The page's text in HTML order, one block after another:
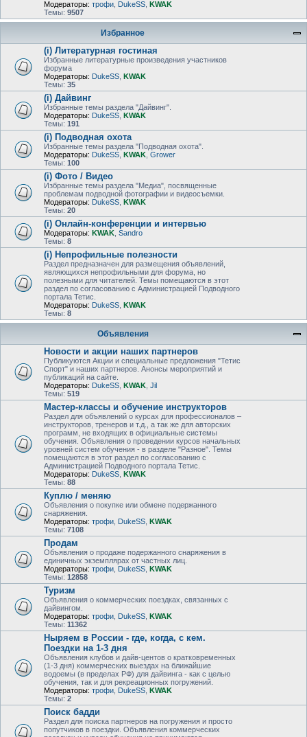
Модераторы: трофи DukeSS KWAK
Темы: 9507
Избранное
(i) Литературная гостиная
Избранные литературные произведения участников
форума
Модераторы: DukeSS KWAK
Темы: 35
(i) Дайвинг
Избранные темы раздела "Дайвинг".
Модераторы: DukeSS KWAK
Темы: 191
(i) Подводная охота
Избранные темы раздела "Подводная охота".
Модераторы: DukeSS KWAK Grower
Темы: 100
(i) Фото / Видео
Избранные темы раздела "Медиа", посвященные
проблемам подводной фотографии и видеосъемки.
Модераторы: DukeSS KWAK
Темы: 20
(i) Онлайн-конференции и интервью
Модераторы: KWAK Sandro
Темы: 8
(i) Непрофильные полезности
Раздел предназначен для размещения объявлений,
являющихся непрофильными для форума, но
полезными для читателей. Темы помещаются в этот
раздел по согласованию с Администрацией Подводного
портала Тетис.
Модераторы: DukeSS KWAK
Темы: 8
Объявления
Новости и акции наших партнеров
Публикуются Акции и специальные предложения "Тетис
Спорт" и наших партнеров. Анонсы мероприятий и
публикаций на сайте.
Модераторы: DukeSS KWAK Jil
Темы: 519
Мастер-классы и обучение инструкторов
Раздел для объявлений о курсах для профессионалов –
инструкторов, тренеров и т.д., а так же для авторских
программ, не входящих в официальные системы
обучения. Объявления о проведении курсов начальных
уровней систем обучения - в разделе "Разное". Темы
помещаются в этот раздел по согласованию с
Администрацией Подводного портала Тетис.
Модераторы: DukeSS KWAK
Темы: 88
Куплю / меняю
Объявления о покупке или обмене подержанного
снаряжения.
Модераторы: трофи DukeSS KWAK
Темы: 7108
Продам
Объявления о продаже подержанного снаряжения в
единичных экземплярах от частных лиц.
Модераторы: трофи DukeSS KWAK
Темы: 12858
Туризм
Объявления о коммерческих поездках, связанных с
дайвингом.
Модераторы: трофи DukeSS KWAK
Темы: 11362
Ныряем в России - где, когда, с кем.
Поездки на 1-3 дня
Объявления клубов и дайв-центов о кратковременных
(1-3 дня) коммерческих выездах на ближайшие
водоемы (в пределах РФ) для дайвинга - как с целью
обучения, так и для рекреационных погружений.
Модераторы: трофи DukeSS KWAK
Темы: 2
Поиск бадди
Раздел для поиска партнеров на погружения и просто
попутчиков в поездки. Объявления коммерческих